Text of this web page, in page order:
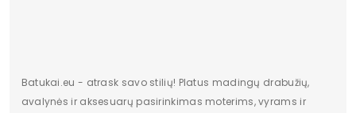
Batukai.eu - atrask savo stilių! Platus madingų drabužių,
avalynės ir aksesuarų pasirinkimas moterims, vyrams ir